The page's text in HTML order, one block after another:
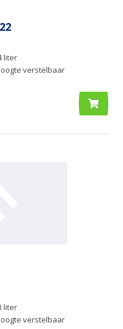
liter
verstelbaar
liter
verstelbaar